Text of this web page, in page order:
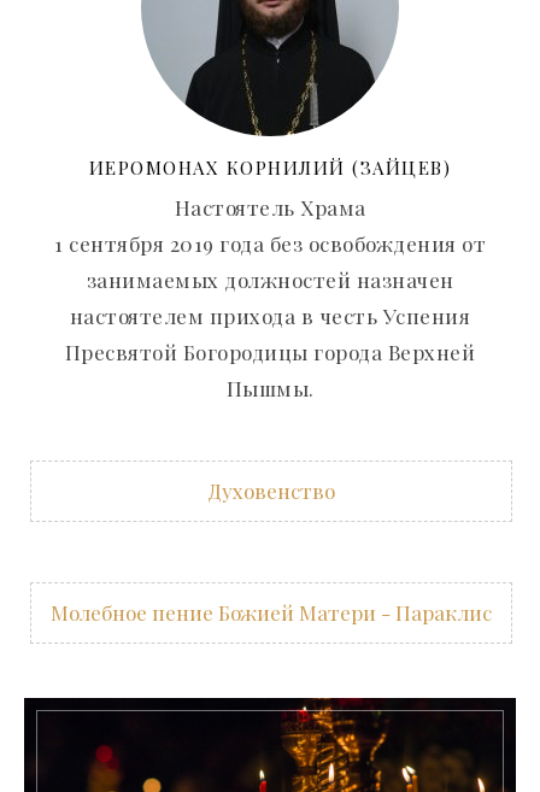
ИЕРОМОНАХ КОРНИЛИЙ (ЗАЙЦЕВ)
Настоятель Храма
1 сентября 2019 года без освобождения от
занимаемых должностей назначен
настоятелем прихода в честь Успения
Пресвятой Богородицы города Верхней
Пышмы.
Духовенство
Молебное пение Божией Матери - Параклис